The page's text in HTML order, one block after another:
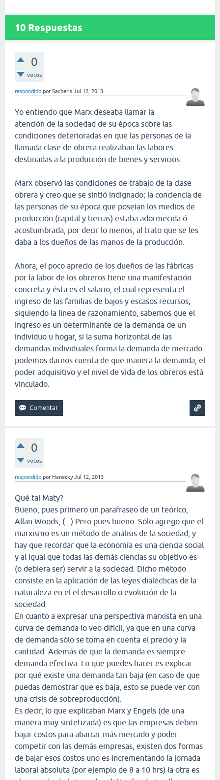
10 Respuestas
0
votos
respondido por Sacberis Jul 12, 2013
Yo entiendo que Marx deseaba llamar la
atención de la sociedad de su época sobre las
condiciones deterioradas en que las personas de la
llamada clase de obrera realizaban las labores
destinadas a la producción de bienes y servicios.
Marx observó las condiciones de trabajo de la clase
obrera y creo que se sintió indignado; la conciencia de
las personas de su época que poseían los medios de
producción (capital y tierras) estaba adormecida ó
acostumbrada, por decir lo menos, al trato que se les
daba a los dueños de las manos de la producción.
Ahora, el poco aprecio de los dueños de las fábricas
por la labor de los obreros tiene una manifestación
concreta y ésta es el salario, el cual representa el
ingreso de las familias de bajos y escasos recursos;
siguiendo la línea de razonamiento, sabemos que el
ingreso es un determinante de la demanda de un
individuo u hogar, si la suma horizontal de las
demandas individuales forma la demanda de mercado
podemos darnos cuenta de que manera la demanda, el
poder adquisitivo y el nivel de vida de los obreros está
vinculado.
0
votos
respondido por Hanecky Jul 12, 2013
Qué tal Maty?
Bueno, pues primero un parafraseo de un teórico,
Allan Woods, (...) Pero pues bueno. Sólo agrego que el
marxismo es un método de análisis de la sociedad, y
hay que recordar que la economía es una ciencia social
y al igual que todas las demás ciencias su objetivo es
(o debiera ser) servir a la sociedad. Dicho método
consiste en la aplicación de las leyes dialécticas de la
naturaleza en el el desarrollo o evolución de la
sociedad.
En cuanto a expresar una perspectiva marxista en una
curva de demanda lo veo difícil, ya que en una curva
de demanda sólo se toma en cuenta el precio y la
cantidad. Además de que la demanda es siempre
demanda efectiva. Lo que puedes hacer es explicar
por qué existe una demanda tan baja (en caso de que
puedas demostrar que es baja, esto se puede ver con
una crisis de sobreproducción).
Es decir, lo que explicaban Marx y Engels (de una
manera muy sintetizada) es que las empresas deben
bajar costos para abarcar más mercado y poder
competir con las demás empresas, existen dos formas
de bajar esos costos uno es incrementando la jornada
laboral absoluta (por ejemplo de 8 a 10 hrs) la otra es